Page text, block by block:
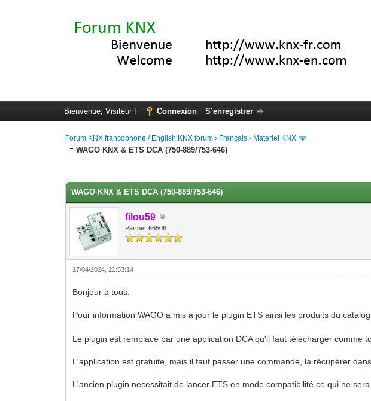
Bienvenue, Visiteur ! Connexion S’enregistrer
Forum KNX francophone / English KNX forum › Français › Matériel KNX
WAGO KNX & ETS DCA (750-889/753-646)
WAGO KNX & ETS DCA (750-889/753-646)
filou59
Partner 66506
17/04/2024, 21:53:14
Bonjour a tous.
Pour information WAGO a mis a jour le plugin ETS ainsi les produits du
Le plugin est remplacé par une application DCA qu'il faut télécharger comme
L'application est gratuite, mais il faut passer une commande, la récupérer
L'ancien plugin necessitait de lancer ETS en mode compatibilité ce qui ne